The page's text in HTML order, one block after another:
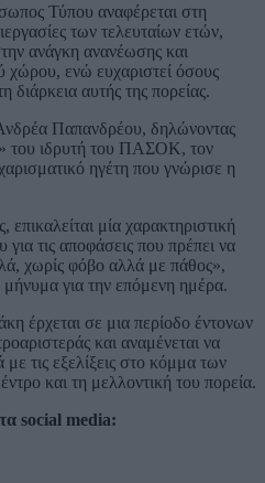
Τύπου αναφέρεται στη
των τελευταίων ετών,
ανάγκη ανανέωσης και
χώρου, ενώ ευχαριστεί όσους
διάρκεια αυτής της πορείας.
Παπανδρέου, δηλώνοντας
του ιδρυτή του ΠΑΣΟΚ, τον
ηγέτη που γνώρισε η
μία χαρακτηριστική
τις αποφάσεις που πρέπει να
χωρίς φόβο αλλά με πάθος»,
μήνυμα για την επόμενη ημέρα.
έρχεται σε μια περίοδο έντονων
και αναμένεται να
τις εξελίξεις στο κόμμα των
και τη μελλοντική του πορεία.
social media: